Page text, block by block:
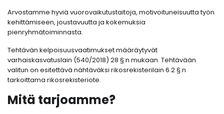
Arvostamme hyviä vuorovaikutustaitoja, motivoituneisuutta työn
kehittämiseen, joustavuutta ja kokemuksia
pienryhmätoiminnasta.
Tehtävän kelpoisuusvaatimukset määräytyvät
varhaiskasvatuslain (540/2018) 28 §:n mukaan. Tehtävään
valitun on esitettävä nähtäväksi rikosrekisterilain 6.2 §:n
tarkoittama rikosrekisteriote.
Mitä tarjoamme?